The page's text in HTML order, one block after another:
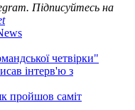
Підписуйтесь на
четвірки"
інтерв'ю з
пройшов саміт